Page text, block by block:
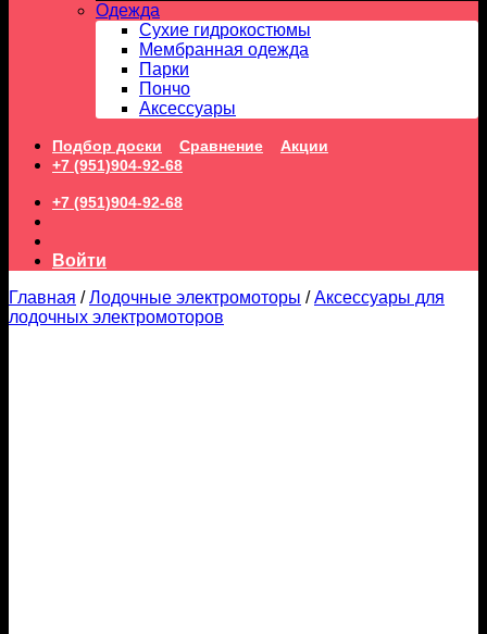
Одежда
Сухие гидрокостюмы
Мембранная одежда
Парки
Пончо
Аксессуары
Подбор доски Сравнение
Акции
+7 (951)904-92-68
+7 (951)904-92-68
Войти
Главная / Лодочные электромоторы / Аксессуары для
лодочных электромоторов